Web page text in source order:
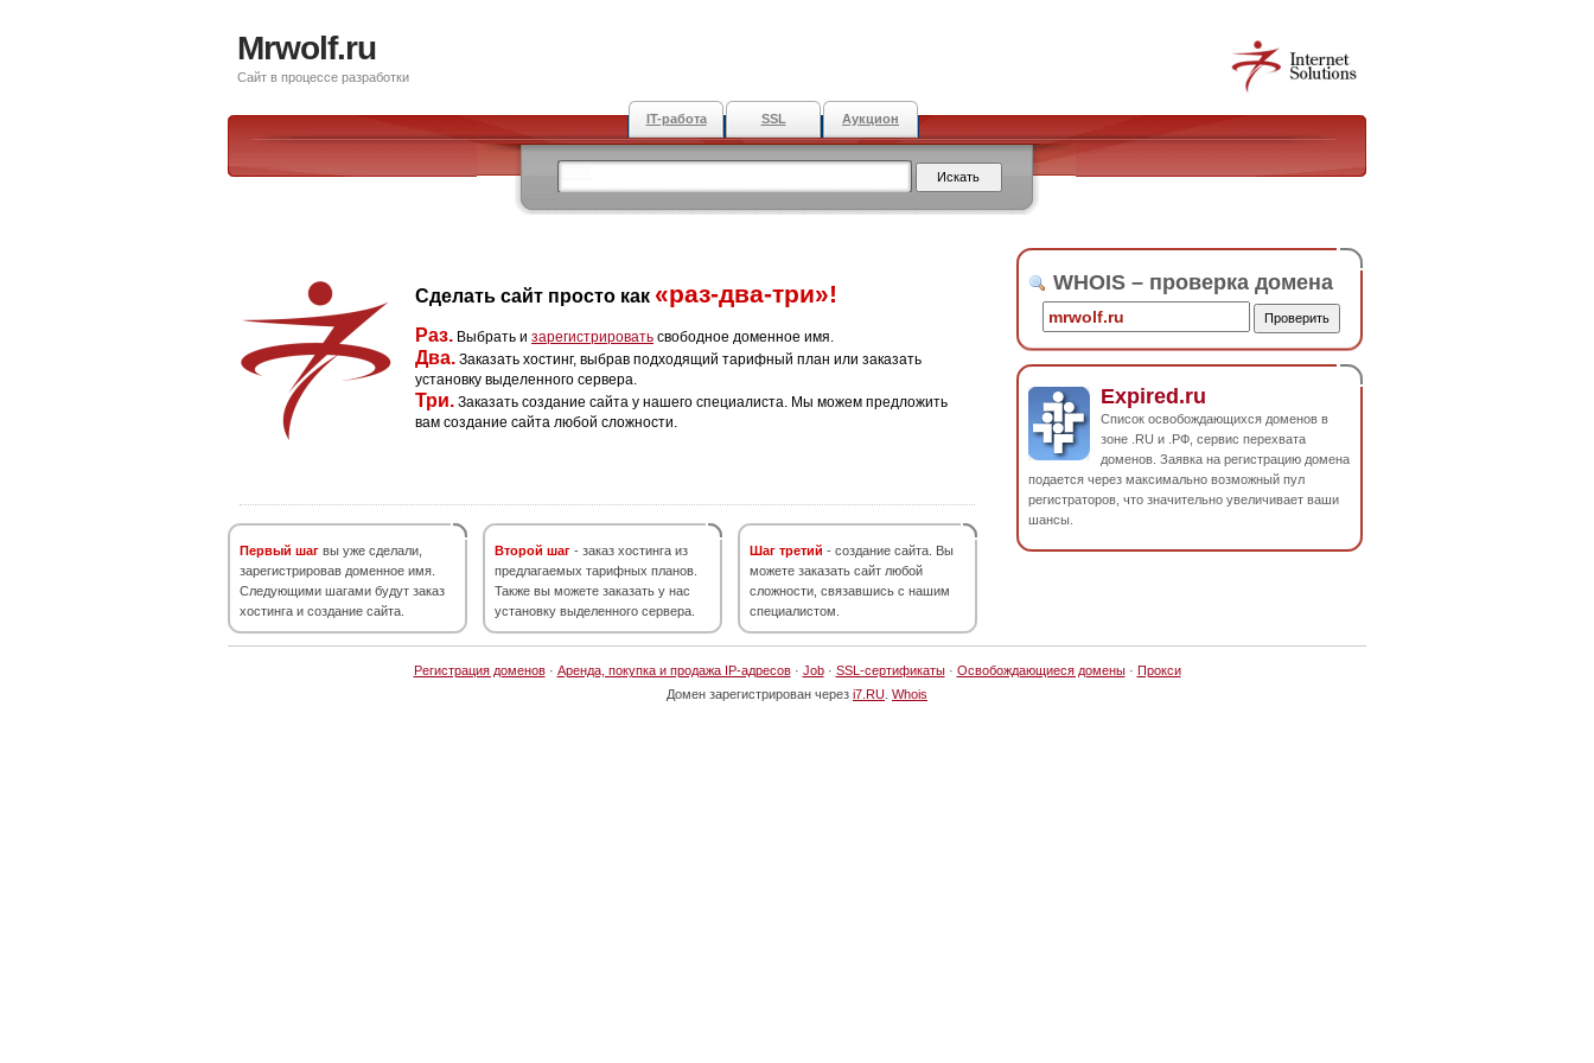
Mrwolf.ru
Сайт в процессе разработки
IT-работа SSL Аукцион
Сделать сайт просто как «раз-два-три»!
Раз. Выбрать и зарегистрировать свободное доменное имя.
Два. Заказать хостинг, выбрав подходящий тарифный план или заказать
установку выделенного сервера.
Три. Заказать создание сайта у нашего специалиста. Мы можем предложить
вам создание сайта любой сложности.
Первый шаг вы уже сделали,
зарегистрировав доменное имя.
Следующими шагами будут заказ
хостинга и создание сайта.
Второй шаг - заказ хостинга из
предлагаемых тарифных планов.
Также вы можете заказать у нас
установку выделенного сервера.
Шаг третий - создание сайта. Вы
можете заказать сайт любой
сложности, связавшись с нашим
специалистом.
WHOIS – проверка домена
Expired.ru
Список освобождающихся доменов в
зоне .RU и .РФ, сервис перехвата
доменов. Заявка на регистрацию домена
подается через максимально возможный пул
регистраторов, что значительно увеличивает ваши
шансы.
Регистрация доменов· Аренда, покупка и продажа IP-адресов· Job· SSL-сертификаты· Освобождающиеся домены· Прокси
Домен зарегистрирован через i7.RU Whois